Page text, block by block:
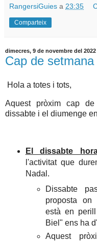
RangersiGuies a 23:35
Comparteix
dimecres, 9 de novembre del 2022
Cap de
Hola a totes i tots,
Aquest pròxim cap
dissabte i el diumenge
El dissabte
l'activitat que
Nadal.
Dissabte
proposta on
està en
Biel" ens ha
Aquest